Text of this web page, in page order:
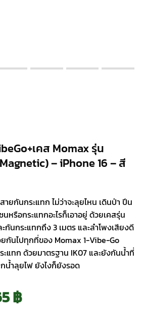
เคส Momax รุ่น
– iPhone 16 – สี
ยกันกระแทก ไม่ว่าจะลุยไหน เดินป่า ปีน
นหรือกระแทกอะไรก็เอาอยู่ ด้วยเคสรุ่น
กันกระแทกถึง 3 เมตร และลำโพงเสียงดี
กันไปทุกที่ของ Momax 1-Vibe-Go
แทก ด้วยมาตรฐาน IK07 และยังกันน้ำที่
น้ำลุยไฟ ยังไงก็ยังรอด
฿Current